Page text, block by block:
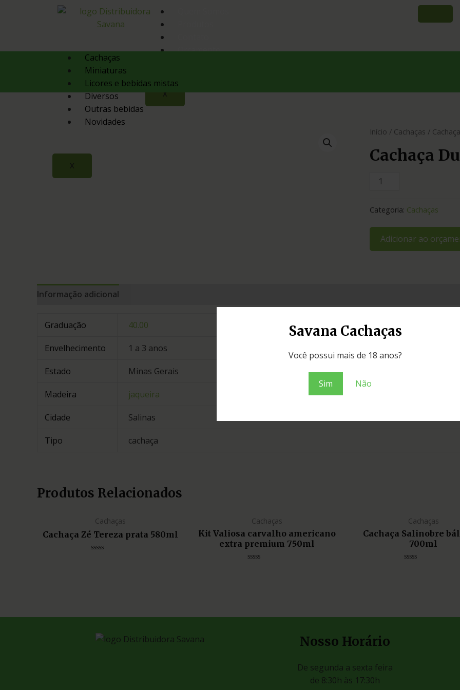
Savana Cachaças
Você possui mais de 18 anos?
Sim Não
Orçamento
X
Cachaças
Miniaturas
Licores e bebidas mistas
Diversos
Outras bebidas
Novidades
X
Início / Cachaças /
Cachaça
Categoria: Cachaças
Adicionar ao
Informação adicional
Graduação 40.00
Envelhecimento 1 a 3 anos
Estado Minas Gerais
Madeira jaqueira
Cidade Salinas
Tipo cachaça
Produtos Relacionados
Cachaças
Cachaça Zé Tereza prata 580ml
Cachaças
Kit Valiosa carvalho americano
extra premium 750ml
Cachaças
Cachaça Salinobre
700ml
Nosso Horário
De segunda a sexta feira
de 8:30h às 17:30h